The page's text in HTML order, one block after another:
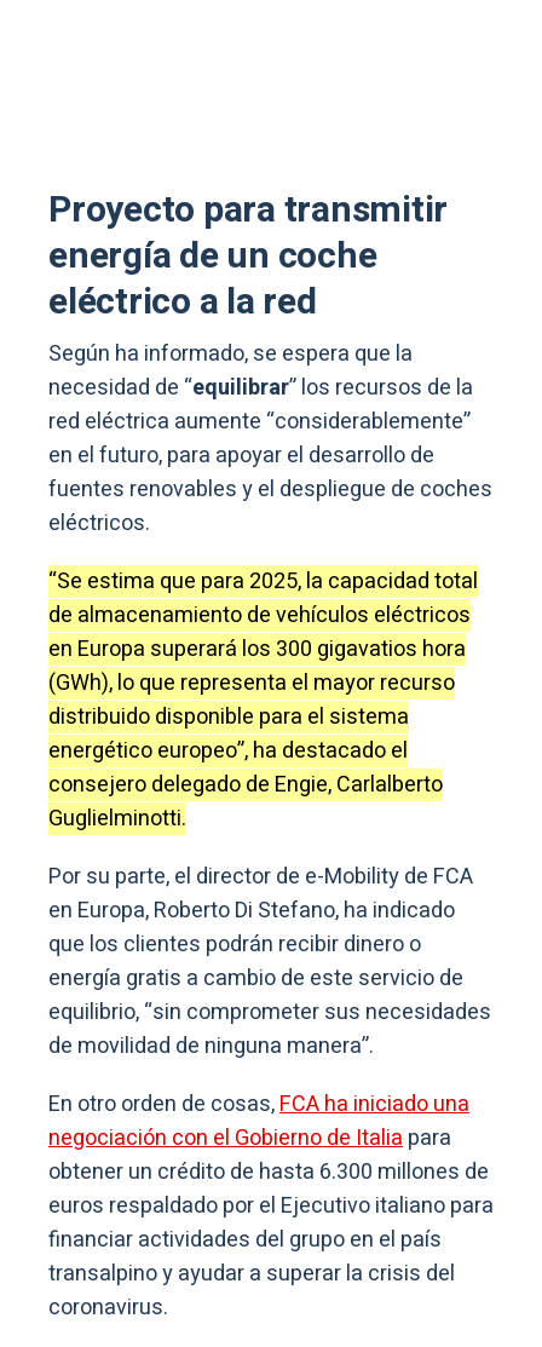
Proyecto para transmitir
energía de un coche
eléctrico a la red
Según ha informado, se espera que la
necesidad de “equilibrar” los recursos de la
red eléctrica aumente “considerablemente”
en el futuro, para apoyar el desarrollo de
fuentes renovables y el despliegue de coches
eléctricos.
“Se estima que para 2025, la capacidad total
de almacenamiento de vehículos eléctricos
en Europa superará los 300 gigavatios hora
(GWh), lo que representa el mayor recurso
distribuido disponible para el sistema
energético europeo”, ha destacado el
consejero delegado de Engie, Carlalberto
Guglielminotti.
Por su parte, el director de e-Mobility de FCA
en Europa, Roberto Di Stefano, ha indicado
que los clientes podrán recibir dinero o
energía gratis a cambio de este servicio de
equilibrio, “sin comprometer sus necesidades
de movilidad de ninguna manera”.
En otro orden de cosas,FCA ha iniciado una
negociación con el Gobierno de Italiapara
obtener un crédito de hasta 6.300 millones de
euros respaldado por el Ejecutivo italiano para
financiar actividades del grupo en el país
transalpino y ayudar a superar la crisis del
coronavirus.